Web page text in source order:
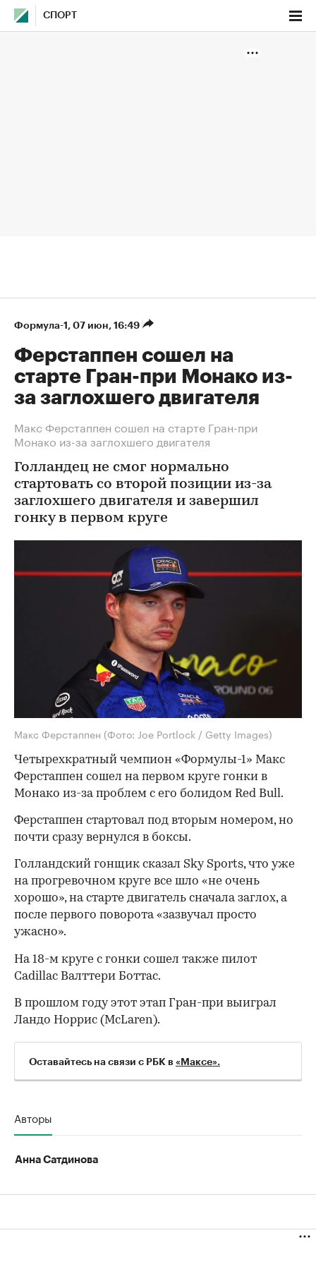
СПОРТ
Формула-1 ⁠, 07 июн, 16:49
Ферстаппен сошел на
старте Гран-при Монако из-
за заглохшего двигателя
Макс Ферстаппен сошел на старте Гран-при
Монако из-за заглохшего двигателя
Голландец не смог нормально
стартовать со второй позиции из-за
заглохшего двигателя и завершил
гонку в первом круге
Макс Ферстаппен (Фото: Joe Portlock / Getty Images)
Четырехкратный чемпион «Формулы-1» Макс
Ферстаппен сошел на первом круге гонки в
Монако из-за проблем с его болидом Red Bull.
Ферстаппен стартовал под вторым номером, но
почти сразу вернулся в боксы.
Голландский гонщик сказал Sky Sports, что уже
на прогревочном круге все шло «не очень
хорошо», на старте двигатель сначала заглох, а
после первого поворота «зазвучал просто
ужасно».
На 18-м круге с гонки сошел также пилот
Cadillac Валттери Боттас.
В прошлом году этот этап Гран-при выиграл
Ландо Норрис (McLaren).
Оставайтесь на связи с РБК в «Максе».
Авторы
Анна Сатдинова